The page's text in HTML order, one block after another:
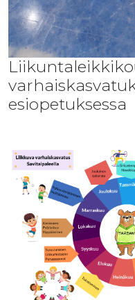
esiopetuksessa